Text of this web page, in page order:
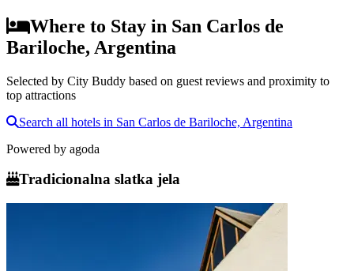
Where to Stay in San Carlos de
Bariloche, Argentina
Selected by City Buddy based on guest reviews and proximity to
top attractions
Search all hotels in San Carlos de Bariloche, Argentina
Powered by agoda
Tradicionalna slatka jela